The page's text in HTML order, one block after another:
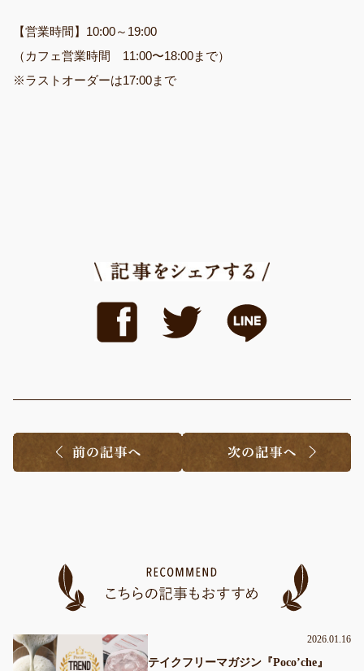
【営業時間】10:00～19:00
（カフェ営業時間 11:00〜18:00まで）
※ラストオーダーは17:00まで
2026.01.16
テイクフリーマガジン『Poco’che』